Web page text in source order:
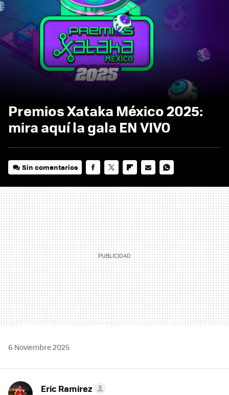
Premios Xataka México 2025:
mira aquí la gala EN VIVO
Sin comentarios
MAIL
6 Noviembre 2025
Eric Ramirez